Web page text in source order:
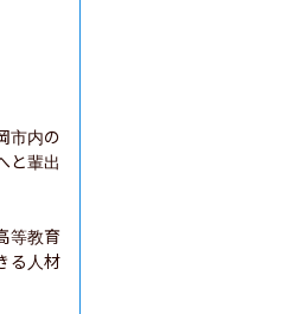
市内の
と輩出
等教育
る人材